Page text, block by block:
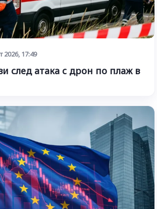
2026, 17:49
след атака с дрон по плаж в